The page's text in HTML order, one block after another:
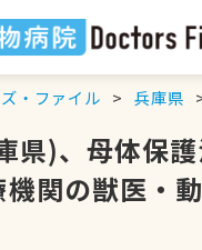
・ファイル 兵庫県
県)、母体保
関の獣医・